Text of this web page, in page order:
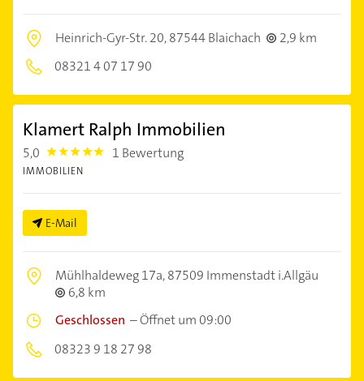
Heinrich-Gyr-Str. 20,87544 Blaichach
2,9 km
08321 4 07 17 90
Klamert Ralph Immobilien
5,0 5.0 1 Bewertung
IMMOBILIEN
E-Mail
Mühlhaldeweg 17a,87509 Immenstadt i.Allgäu
6,8 km
Geschlossen –Öffnet um 09:00
08323 9 18 27 98